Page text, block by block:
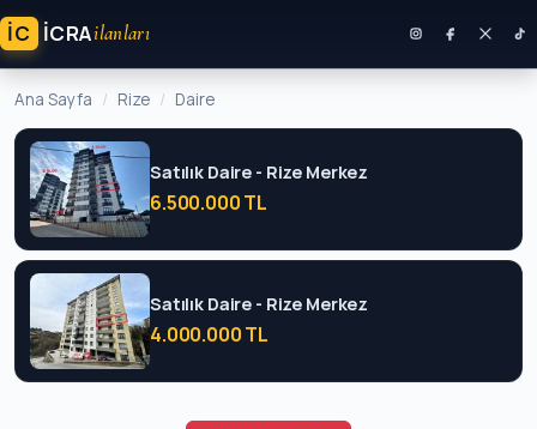
İC ICRAilanları
Ana Sayfa Rize Daire
Satılık Daire - Rize Merkez
6.500.000 TL
Satılık Daire - Rize Merkez
4.000.000 TL